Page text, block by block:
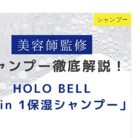
シャンプー